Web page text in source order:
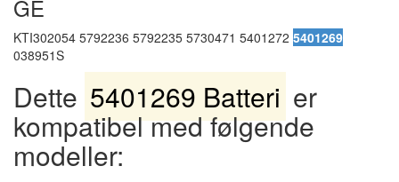
GE
KTI302054 5792236 5792235 5730471 5401272 5401269
038951S
Dette 5401269 Batteri er
kompatibel med følgende
modeller: